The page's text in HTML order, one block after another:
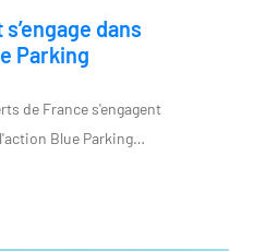
dans
Parking
de France s'engagent
Blue Parking…